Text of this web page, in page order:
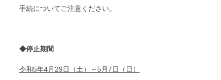
手続についてご注意ください。
◆停止期間
令和5年4月29日（土）～5月7日（日）